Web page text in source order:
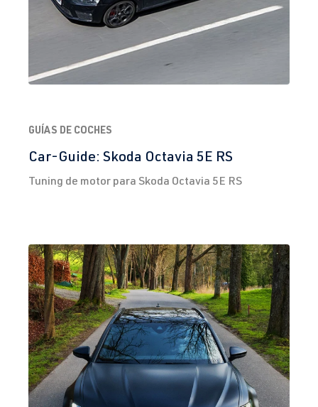
GUÍAS DE COCHES
Car-Guide: Skoda Octavia 5E RS
Tuning de motor para Skoda Octavia 5E RS